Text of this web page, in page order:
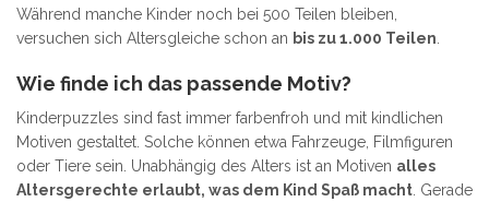
Während manche Kinder noch bei 500 Teilen bleiben,
versuchen sich Altersgleiche schon an bis zu 1.000 Teilen
Wie finde ich das passende Motiv?
Kinderpuzzles sind fast immer farbenfroh und mit kindlichen
Motiven gestaltet. Solche können etwa Fahrzeuge, Filmfiguren
oder Tiere sein. Unabhängig des Alters ist an Motiven alles
Altersgerechte erlaubt, was dem Kind Spaß macht . Gerade